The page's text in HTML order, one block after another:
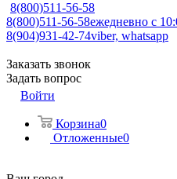
8(800)511-56-58
8(800)511-56-58ежедневно с
8(904)931-42-74viber, whatsapp
Заказать звонок
Задать вопрос
Войти
Корзина0
Отложенные0